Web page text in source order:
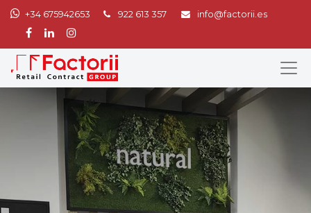
+34 675942653 922 613 357 info@factorii.es